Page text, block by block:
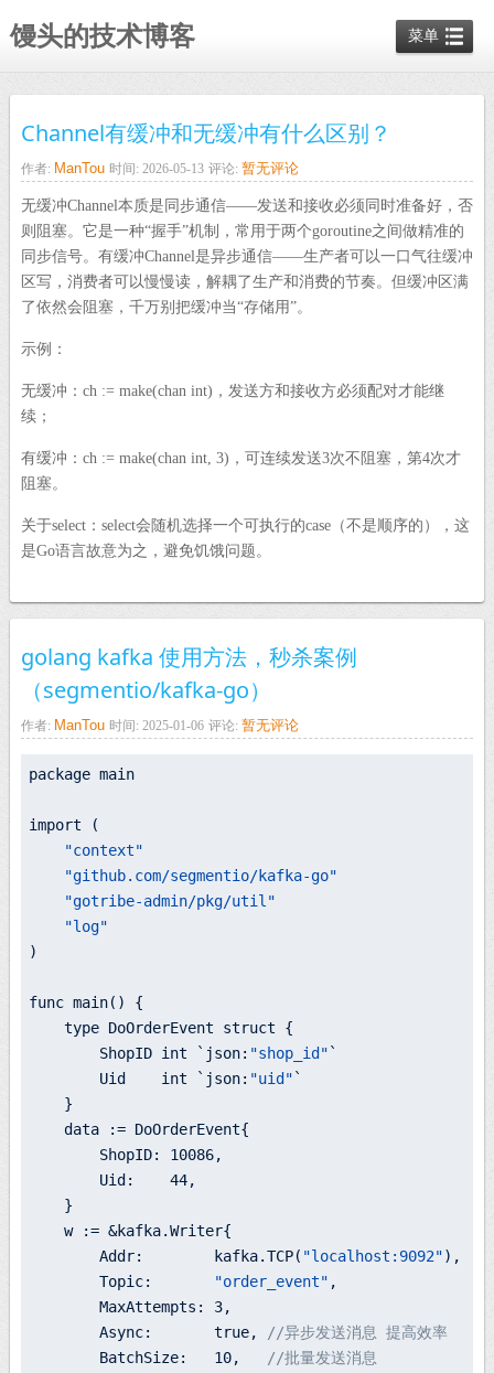
馒头的技术博客 菜单
Channel有缓冲和无缓冲有什么区别？
作者: ManTou 时间: 2026-05-13 评论: 暂无评论
无缓冲Channel本质是同步通信——发送和接收必须同时准备好，否
则阻塞。它是一种“握手”机制，常用于两个goroutine之间做精准的
同步信号。有缓冲Channel是异步通信——生产者可以一口气往缓冲
区写，消费者可以慢慢读，解耦了生产和消费的节奏。但缓冲区满
了依然会阻塞，千万别把缓冲当“存储用”。
示例：
无缓冲：ch := make(chan int)，发送方和接收方必须配对才能继
续；
有缓冲：ch := make(chan int, 3)，可连续发送3次不阻塞，第4次才
阻塞。
关于select：select会随机选择一个可执行的case（不是顺序的），这
是Go语言故意为之，避免饥饿问题。
golang kafka 使用方法，秒杀案例
（segmentio/kafka-go）
作者: ManTou 时间: 2025-01-06 评论: 暂无评论
package main
import (
"context"
"github.com/segmentio/kafka-go"
"gotribe-admin/pkg/util"
"log"
)
func main() {
        ShopID int `json:
"shop_id" `
        Uid    int `json:
"uid" `
        ShopID:
10086,
        Uid:
44,
    w := &
kafka.Writer{
        Addr:
kafka.TCP( "localhost:9092"),
        Topic:
"order_event" ,
        MaxAttempts:
3,
        Async:       true,
//异步发送消息 提高效率
        BatchSize:
10,
//批量发送消息